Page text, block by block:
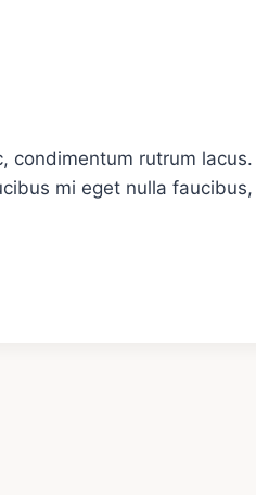
condimentum rutrum
mi eget nulla